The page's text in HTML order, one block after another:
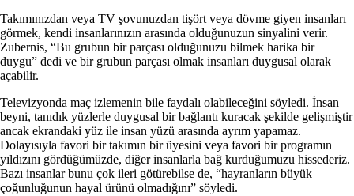
Takımınızdan veya TV şovunuzdan tişört veya dövme giyen insanları
görmek, kendi insanlarınızın arasında olduğunuzun sinyalini verir.
Zubernis, “Bu grubun bir parçası olduğunuzu bilmek harika bir
duygu” dedi ve bir grubun parçası olmak insanları duygusal olarak
açabilir.
Televizyonda maç izlemenin bile faydalı olabileceğini söyledi. İnsan
beyni, tanıdık yüzlerle duygusal bir bağlantı kuracak şekilde gelişmiştir
ancak ekrandaki yüz ile insan yüzü arasında ayrım yapamaz.
Dolayısıyla favori bir takımın bir üyesini veya favori bir programın
yıldızını gördüğümüzde, diğer insanlarla bağ kurduğumuzu hissederiz.
Bazı insanlar bunu çok ileri götürebilse de, “hayranların büyük
çoğunluğunun hayal ürünü olmadığını” söyledi.